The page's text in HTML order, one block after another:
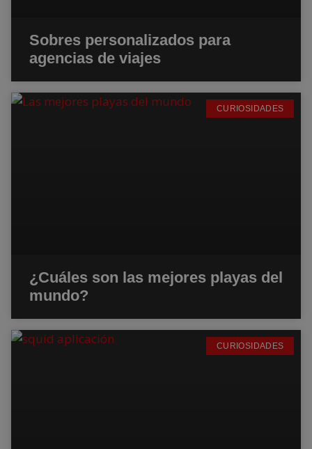
Sobres personalizados para
agencias de viajes
CURIOSIDADES
¿Cuáles son las mejores playas del
mundo?
CURIOSIDADES